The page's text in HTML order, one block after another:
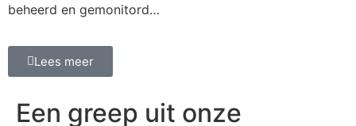
beheerd en gemonitord…
Lees meer
Een greep uit onze